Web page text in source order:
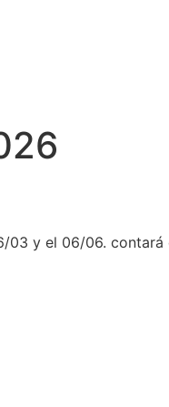
y el 06/06.